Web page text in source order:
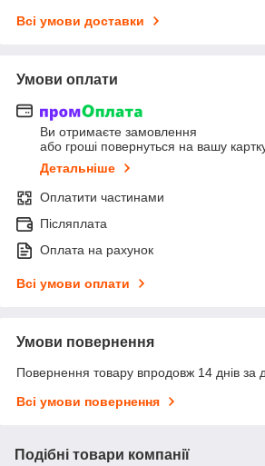
Всі умови доставки
Умови оплати
Ви отримаєте замовлення
або гроші повернуться на вашу
Детальніше
Оплатити частинами
Післяплата
Оплата на рахунок
Всі умови оплати
Умови повернення
Повернення товару впродовж 14 днів за
Всі умови повернення
Подібні товари компанії